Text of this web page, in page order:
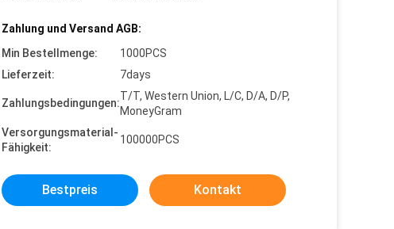
Zahlung und Versand AGB:
Min Bestellmenge:
1000PCS
Lieferzeit:
7days
Zahlungsbedingungen:
T/T, Western Union, L/C, D/A, D/P,
MoneyGram
Versorgungsmaterial-
Fähigkeit:
100000PCS
Bestpreis Kontakt